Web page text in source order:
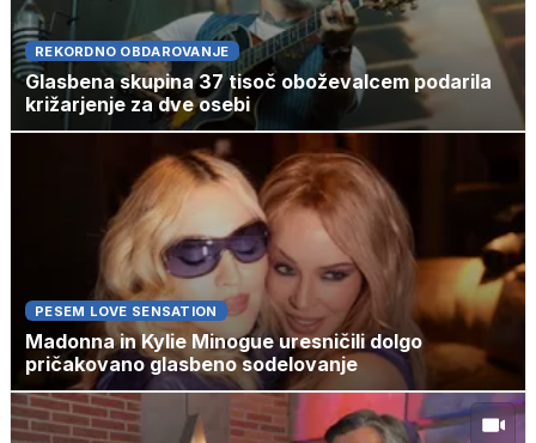
REKORDNO OBDAROVANJE
Glasbena skupina 37 tisoč oboževalcem podarila
križarjenje za dve osebi
PESEM LOVE SENSATION
Madonna in Kylie Minogue uresničili dolgo
pričakovano glasbeno sodelovanje